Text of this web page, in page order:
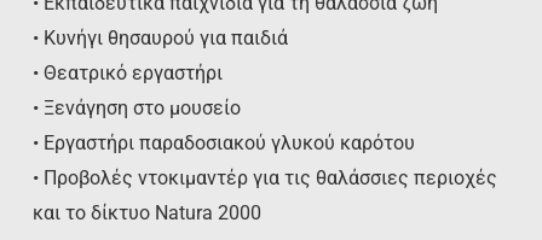
• Κυνήγι θησαυρού για παιδιά
• Θεατρικό εργαστήρι
• Ξενάγηση στο μουσείο
• Εργαστήρι παραδοσιακού γλυκού καρότου
• Προβολές ντοκιμαντέρ για τις θαλάσσιες περιοχές
και το δίκτυο Natura 2000